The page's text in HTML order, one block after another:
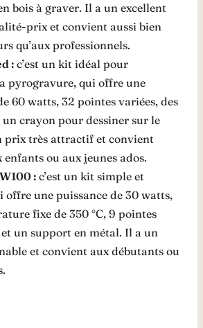
bois à graver. Il a un excellent
prix et convient aussi bien
qu’aux professionnels.
: c’est un kit idéal pour
pyrogravure, qui offre une
60 watts, 32 pointes variées, des
crayon pour dessiner sur le
prix très attractif et convient
ou aux jeunes ados.
: c’est un kit simple et
offre une puissance de 30 watts,
fixe de 350 °C, 9 pointes
un support en métal. Il a un
et convient aux débutants ou